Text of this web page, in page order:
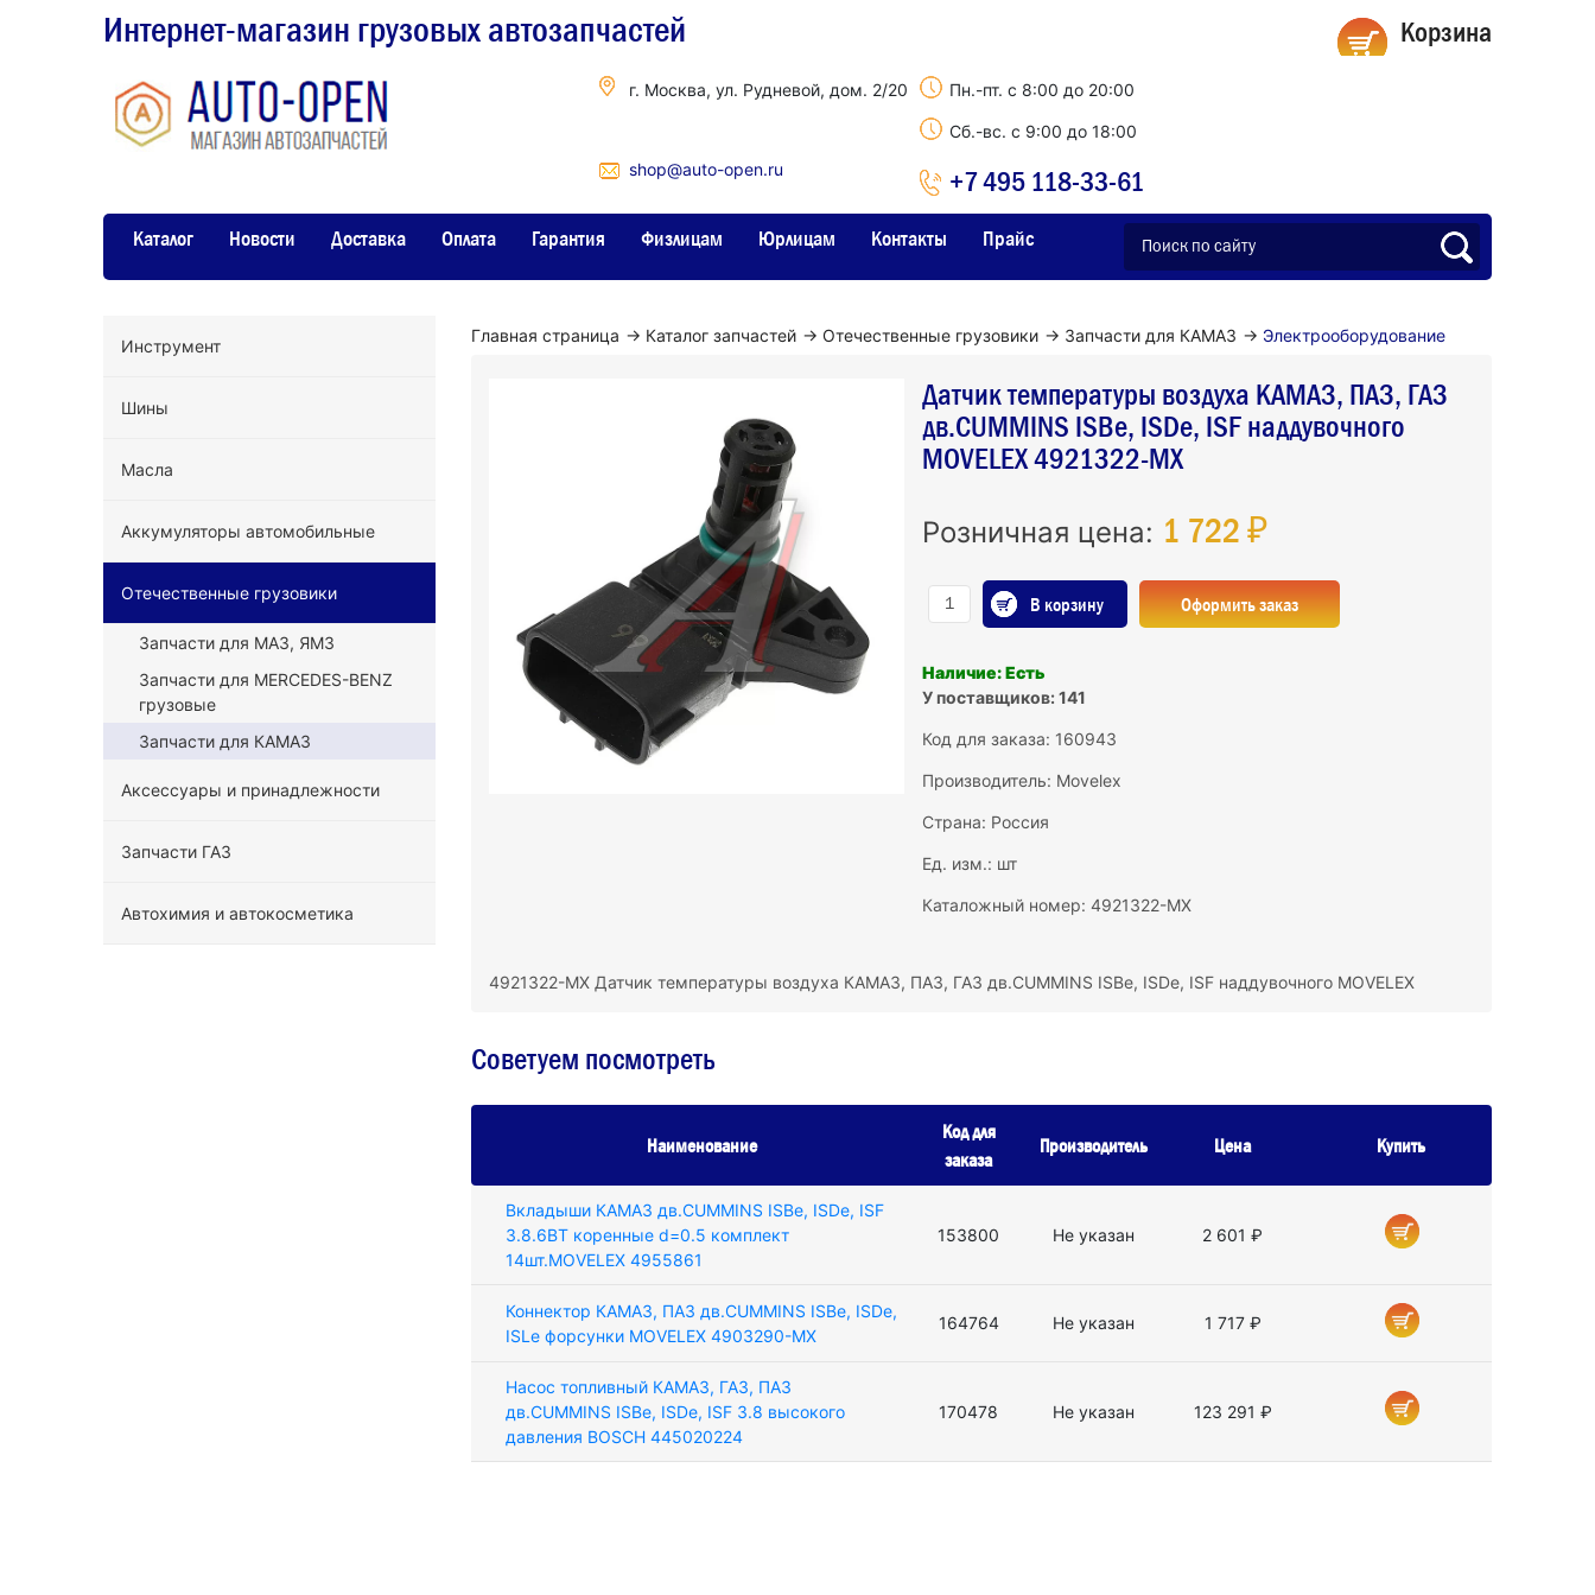
Интернет-магазин грузовых автозапчастей
г. Москва, ул. Рудневой, дом. 2/20
shop@auto-open.ru
Пн.-пт. с 8:00 до 20:00
Сб.-вс. с 9:00 до 18:00
+7 495 118-33-61
Корзина
Каталог Новости Доставка Оплата Гарантия Физлицам Юрлицам Контакты Прайс
Инструмент
Шины
Масла
Аккумуляторы автомобильные
Отечественные грузовики
Запчасти для МАЗ, ЯМЗ
Запчасти для MERCEDES-BENZ
грузовые
Запчасти для КАМАЗ
Аксессуары и принадлежности
Запчасти ГАЗ
Автохимия и автокосметика
Главная страница → Каталог запчастей → Отечественные грузовики → Запчасти для КАМАЗ → Электрооборудование
Датчик температуры воздуха КАМАЗ, ПАЗ, ГАЗ
дв.CUMMINS ISBe, ISDe, ISF наддувочного
MOVELEX 4921322-MX
Розничная цена: 1 722 ₽
В корзину Оформить заказ
Наличие: Есть
У поставщиков: 141
Код для заказа: 160943
Производитель: Movelex
Страна: Россия
Ед. изм.: шт
Каталожный номер: 4921322-MX
4921322-MX Датчик температуры воздуха КАМАЗ, ПАЗ, ГАЗ дв.CUMMINS ISBe, ISDe, ISF наддувочного MOVELEX
Советуем посмотреть
Наименование
Код для
заказа
Производитель Цена Купить
Вкладыши КАМАЗ дв.CUMMINS ISBe, ISDe, ISF
3.8.6BT коренные d=0.5 комплект
14шт.MOVELEX 4955861
153800 Не указан 2 601 ₽
Коннектор КАМАЗ, ПАЗ дв.CUMMINS ISBe, ISDe,
ISLe форсунки MOVELEX 4903290-MX
164764 Не указан 1 717 ₽
Насос топливный КАМАЗ, ГАЗ, ПАЗ
дв.CUMMINS ISBe, ISDe, ISF 3.8 высокого
давления BOSCH 445020224
170478 Не указан 123 291 ₽